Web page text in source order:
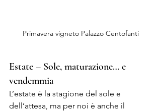
Primavera vigneto Palazzo Centofanti
Estate – Sole, maturazione… e
vendemmia
L’estate è la stagione del sole e
dell’attesa, ma per noi è anche il